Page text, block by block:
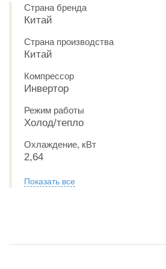
Страна бренда
Китай
Страна производства
Китай
Компрессор
Инвертор
Режим работы
Холод/тепло
Охлаждение, кВт
2,64
Показать все